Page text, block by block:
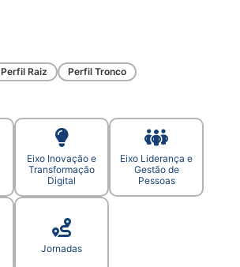
Perfil Raiz Perfil Tronco
Eixo Inovação e
Transformação
Digital
Eixo Liderança e
Gestão de
Pessoas
Jornadas